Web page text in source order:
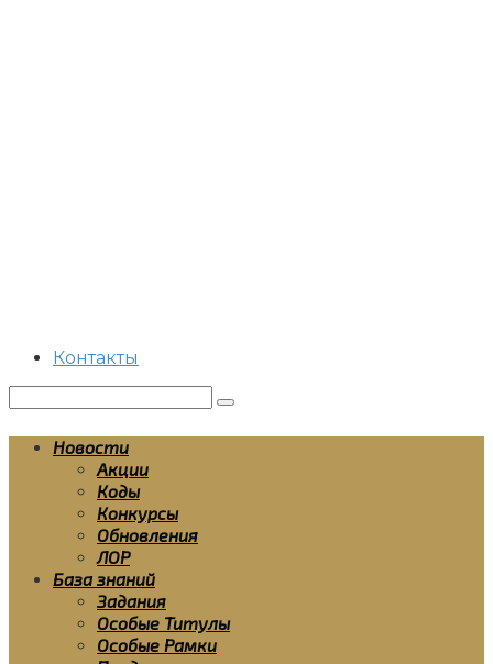
Контакты
Новости
Акции
Коды
Конкурсы
Обновления
ЛОР
База знаний
Задания
Особые Титулы
Особые Рамки